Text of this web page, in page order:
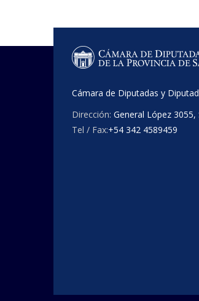
Cámara de Diputadas y
Dirección: General López
Tel / Fax:+54 342 4589459